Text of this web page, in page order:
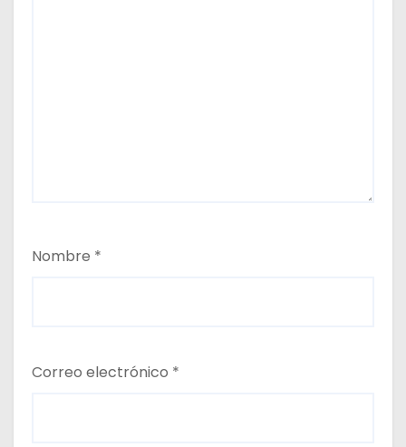
Nombre *
Correo electrónico *